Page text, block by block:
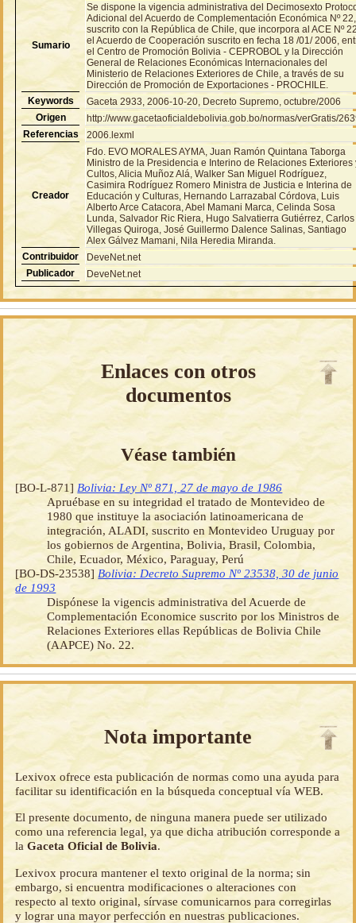
Sumario
Se dispone la vigencia administrativa del Decimosexto
Adicional del Acuerdo de Complementación Económica Nº 22,
suscrito con la República de Chile, que incorpora al ACE Nº
el Acuerdo de Cooperación suscrito en fecha 18 /01/ 2006,
el Centro de Promoción Bolivia - CEPROBOL y la Dirección
General de Relaciones Económicas Internacionales del
Ministerio de Relaciones Exteriores de Chile, a través de su
Dirección de Promoción de Exportaciones - PROCHILE.
Keywords
Gaceta 2933, 2006-10-20, Decreto Supremo, octubre/2006
Origen
http://www.gacetaoficialdebolivia.gob.bo/normas/verGratis/
Referencias
2006.lexml
Creador
Fdo. EVO MORALES AYMA, Juan Ramón Quintana Taborga
Ministro de la Presidencia e Interino de Relaciones Exteriores
Cultos, Alicia Muñoz Alá, Walker San Miguel Rodríguez,
Casimira Rodríguez Romero Ministra de Justicia e Interina de
Educación y Culturas, Hernando Larrazabal Córdova, Luis
Alberto Arce Catacora, Abel Mamani Marca, Celinda Sosa
Lunda, Salvador Ric Riera, Hugo Salvatierra Gutiérrez, Carlos
Villegas Quiroga, José Guillermo Dalence Salinas, Santiago
Alex Gálvez Mamani, Nila Heredia Miranda.
Contribuidor
DeveNet.net
Publicador
DeveNet.net
Enlaces con otros
documentos
Véase también
[BO-L-871] Bolivia: Ley Nº 871, 27 de mayo de 1986
Apruébase en su integridad el tratado de Montevideo de
1980 que instituye la asociación latinoamericana de
integración, ALADI, suscrito en Montevideo Uruguay por
los gobiernos de Argentina, Bolivia, Brasil, Colombia,
Chile, Ecuador, México, Paraguay, Perú
[BO-DS-23538] Bolivia: Decreto Supremo Nº 23538, 30 de junio
de 1993
Dispónese la vigencis administrativa del Acuerde de
Complementación Economice suscrito por los Ministros de
Relaciones Exteriores ellas Repúblicas de Bolivia Chile
(AAPCE) No. 22.
Nota importante
Lexivox ofrece esta publicación de normas como una ayuda para
facilitar su identificación en la búsqueda conceptual vía WEB.
El presente documento, de ninguna manera puede ser utilizado
como una referencia legal, ya que dicha atribución corresponde a
laGaceta Oficial de Bolivia.
Lexivox procura mantener el texto original de la norma; sin
embargo, si encuentra modificaciones o alteraciones con
respecto al texto original, sírvase comunicarnos para corregirlas
y lograr una mayor perfección en nuestras publicaciones.